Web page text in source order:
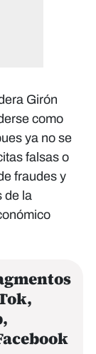
Girón
como
ya no se
falsas o
fraudes y
de la